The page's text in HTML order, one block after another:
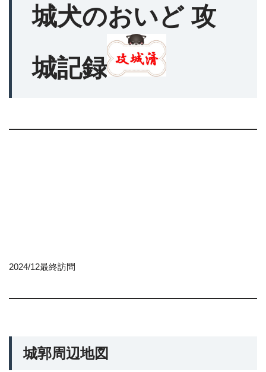
城犬のおいど 攻
城記録
2024/12最終訪問
城郭周辺地図